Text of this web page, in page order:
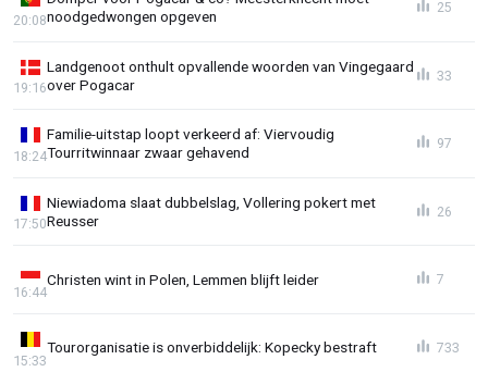
noodgedwongen opgeven
20:08
25
Landgenoot onthult opvallende woorden van Vingegaard
over Pogacar
19:16
33
Familie-uitstap loopt verkeerd af: Viervoudig
Tourritwinnaar zwaar gehavend
18:24
97
Niewiadoma slaat dubbelslag, Vollering pokert met
Reusser
17:50
26
Christen wint in Polen, Lemmen blijft leider
16:44
7
Tourorganisatie is onverbiddelijk: Kopecky bestraft
15:33
733